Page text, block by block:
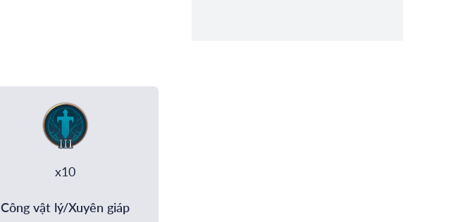
x10
Công vật lý/Xuyên giáp